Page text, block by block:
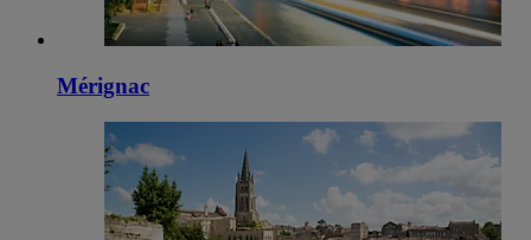
Mérignac